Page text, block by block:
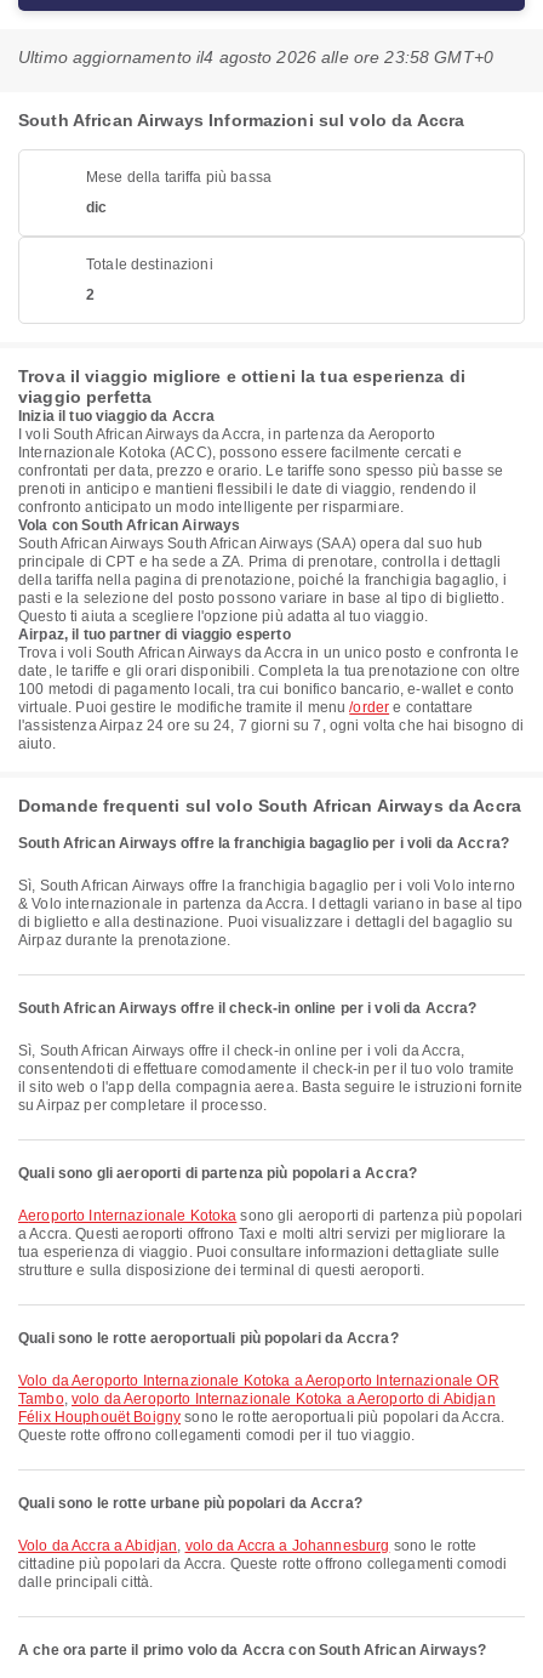
Ultimo aggiornamento il4 agosto 2026 alle ore 23:58 GMT+0
South African Airways Informazioni sul volo da Accra
Mese della tariffa più bassa
dic
Totale destinazioni
2
Trova il viaggio migliore e ottieni la tua esperienza di
viaggio perfetta
Inizia il tuo viaggio da Accra
I voli South African Airways da Accra, in partenza da Aeroporto
Internazionale Kotoka (ACC), possono essere facilmente cercati e
confrontati per data, prezzo e orario. Le tariffe sono spesso più basse se
prenoti in anticipo e mantieni flessibili le date di viaggio, rendendo il
confronto anticipato un modo intelligente per risparmiare.
Vola con South African Airways
South African Airways South African Airways (SAA) opera dal suo hub
principale di CPT e ha sede a ZA. Prima di prenotare, controlla i dettagli
della tariffa nella pagina di prenotazione, poiché la franchigia bagaglio, i
pasti e la selezione del posto possono variare in base al tipo di biglietto.
Questo ti aiuta a scegliere l'opzione più adatta al tuo viaggio.
Airpaz, il tuo partner di viaggio esperto
Trova i voli South African Airways da Accra in un unico posto e confronta le
date, le tariffe e gli orari disponibili. Completa la tua prenotazione con oltre
100 metodi di pagamento locali, tra cui bonifico bancario, e-wallet e conto
virtuale. Puoi gestire le modifiche tramite il menu/order e contattare
l'assistenza Airpaz 24 ore su 24, 7 giorni su 7, ogni volta che hai bisogno di
aiuto.
Domande frequenti sul volo South African Airways da Accra
South African Airways offre la franchigia bagaglio per i voli da Accra?
Sì, South African Airways offre la franchigia bagaglio per i voli Volo interno
& Volo internazionale in partenza da Accra. I dettagli variano in base al tipo
di biglietto e alla destinazione. Puoi visualizzare i dettagli del bagaglio su
Airpaz durante la prenotazione.
South African Airways offre il check-in online per i voli da Accra?
Sì, South African Airways offre il check-in online per i voli da Accra,
consentendoti di effettuare comodamente il check-in per il tuo volo tramite
il sito web o l'app della compagnia aerea. Basta seguire le istruzioni fornite
su Airpaz per completare il processo.
Quali sono gli aeroporti di partenza più popolari a Accra?
Aeroporto Internazionale Kotoka sono gli aeroporti di partenza più popolari
a Accra. Questi aeroporti offrono Taxi e molti altri servizi per migliorare la
tua esperienza di viaggio. Puoi consultare informazioni dettagliate sulle
strutture e sulla disposizione dei terminal di questi aeroporti.
Quali sono le rotte aeroportuali più popolari da Accra?
volo da Aeroporto Internazionale Kotoka a Aeroporto Internazionale OR
Tambo, volo da Aeroporto Internazionale Kotoka a Aeroporto di Abidjan
Félix Houphouët Boigny sono le rotte aeroportuali più popolari da Accra.
Queste rotte offrono collegamenti comodi per il tuo viaggio.
Quali sono le rotte urbane più popolari da Accra?
volo da Accra a Abidjan, volo da Accra a Johannesburg sono le rotte
cittadine più popolari da Accra. Queste rotte offrono collegamenti comodi
dalle principali città.
A che ora parte il primo volo da Accra con South African Airways?